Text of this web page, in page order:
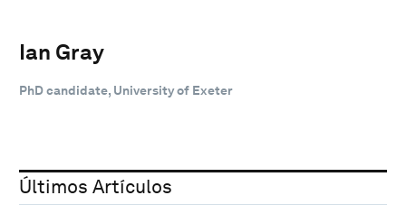
Ian Gray
PhD candidate, University of Exeter
Últimos Artículos